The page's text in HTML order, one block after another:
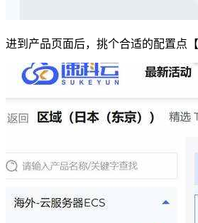
进到产品页面后，挑个合适的配置点【